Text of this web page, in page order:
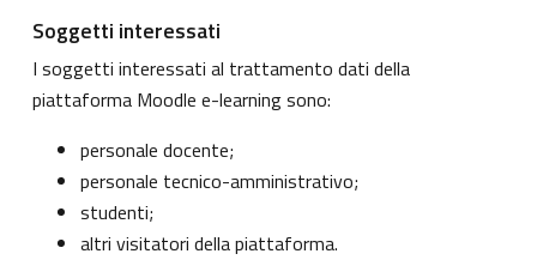
Soggetti interessati
I soggetti interessati al trattamento dati della
piattaforma Moodle e-learning sono:
personale docente;
personale tecnico-amministrativo;
studenti;
altri visitatori della piattaforma.